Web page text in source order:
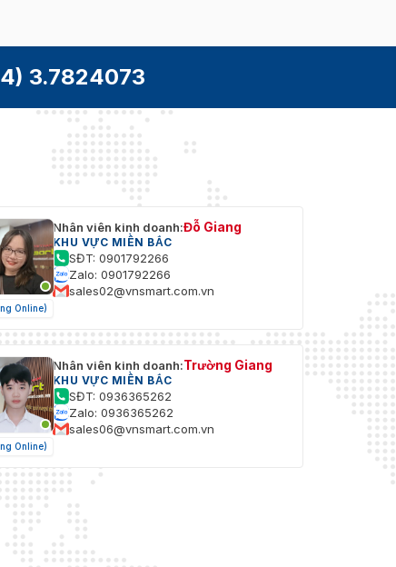
3.7824073
Online)
Nhân viên kinh doanh:Đỗ Giang
KHU VỰC MIỀN BẮC
SĐT: 0901792266
Zalo: 0901792266
sales02@vnsmart.com.vn
Online)
Nhân viên kinh doanh:Trường Giang
KHU VỰC MIỀN BẮC
SĐT: 0936365262
Zalo: 0936365262
sales06@vnsmart.com.vn